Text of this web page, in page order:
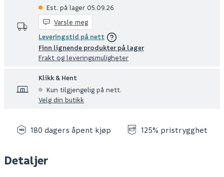
Est. på lager 05.09.26
Varsle meg
Leveringstid på nett
Finn lignende produkter på lager
Frakt og leveringsmuligheter
Klikk & Hent
Kun tilgjengelig på nett.
Velg din butikk
180 dagers åpent kjøp 125% pristrygghet
Detaljer